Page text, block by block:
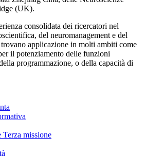
(UK).
consolidata dei ricercatori nel
del neuromanagement e del
applicazione in molti ambiti come
il potenziamento delle funzioni
programmazione, o della capacità di
missione